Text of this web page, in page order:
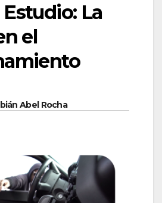
La
el
Abel Rocha